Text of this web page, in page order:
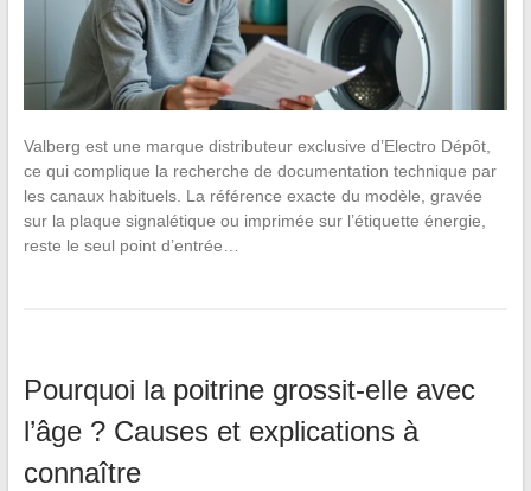
Valberg est une marque distributeur exclusive d’Electro Dépôt,
ce qui complique la recherche de documentation technique par
les canaux habituels. La référence exacte du modèle, gravée
sur la plaque signalétique ou imprimée sur l’étiquette énergie,
reste le seul point d’entrée…
Pourquoi la poitrine grossit-elle avec
l’âge ? Causes et explications à
connaître